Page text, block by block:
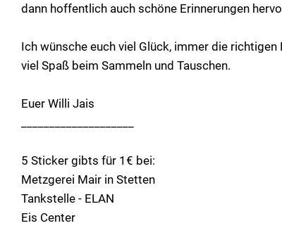
dann hoffentlich auch schöne Erinnerungen
Ich wünsche euch viel Glück, immer die
viel Spaß beim Sammeln und Tauschen.
Euer Willi Jais
5 Sticker gibts für 1€ bei:
Metzgerei Mair in Stetten
Tankstelle - ELAN
Eis Center